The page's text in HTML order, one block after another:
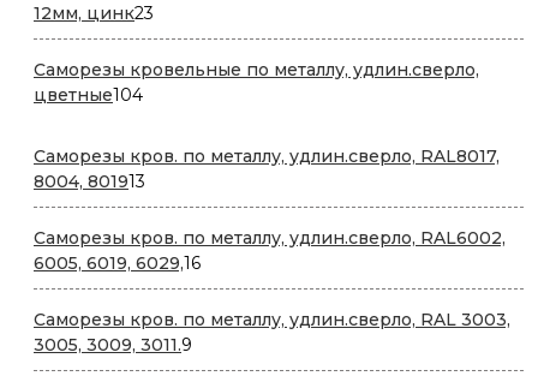
12мм, цинк23
товара
Саморезы кровельные по металлу, удлин.сверло,
цветные104104
Саморезы кров. по металлу, удлин.сверло, RAL8017,
8004, 801913
товаров
Саморезы кров. по металлу, удлин.сверло, RAL6002,
6005, 6019, 6029,1616
товаров
Саморезы кров. по металлу, удлин.сверло, RAL 3003,
3005, 3009, 3011.9
товаров